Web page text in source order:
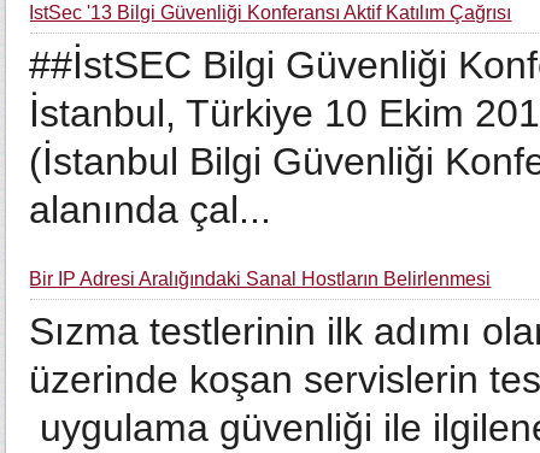
IstSec '13 Bilgi Güvenliği Konferansı Aktif Katılım Çağrısı
##İstSEC Bilgi Güvenliği
İstanbul, Türkiye 10 Ekim
(İstanbul Bilgi Güvenliği
alanında çal...
Bir IP Adresi Aralığındaki Sanal Hostların Belirlenmesi
Sızma testlerinin ilk adımı
üzerinde koşan servislerin
uygulama güvenliği ile